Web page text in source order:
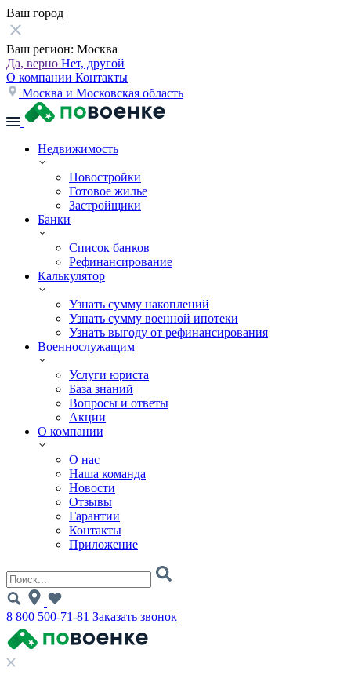
Ваш город
Ваш регион: Москва
Да, верно Нет, другой
О компании Контакты
Москва и Московская область
Недвижимость
Новостройки
Готовое жилье
Застройщики
Банки
Список банков
Рефинансирование
Калькулятор
Узнать сумму накоплений
Узнать сумму военной ипотеки
Узнать выгоду от рефинансирования
Военнослужащим
Услуги юриста
База знаний
Вопросы и ответы
Акции
О компании
О нас
Наша команда
Новости
Отзывы
Гарантии
Контакты
Приложение
8 800 500-71-81 Заказать звонок